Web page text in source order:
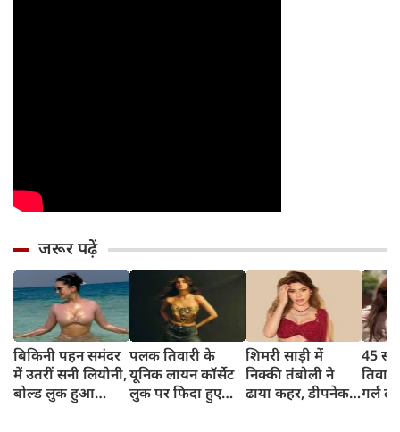
जरूर पढ़ें
बिकिनी पहन समंदर
में उतरीं सनी लियोनी,
बोल्ड लुक हुआ
पलक तिवारी के
यूनिक लायन कॉर्सेट
लुक पर फिदा हुए
शिमरी साड़ी में
निक्की तंबोली ने
ढाया कहर, डीपनेक
45
गर्ल